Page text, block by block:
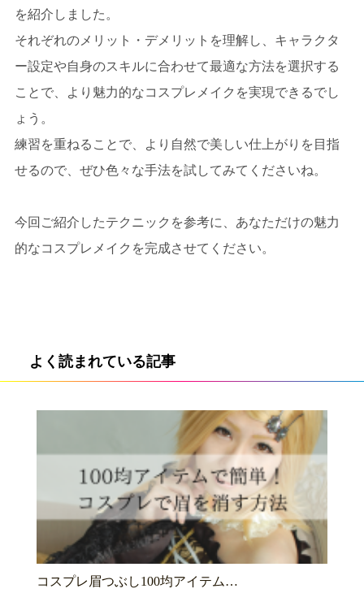
を紹介しました。
それぞれのメリット・デメリットを理解し、キャラクタ
ー設定や自身のスキルに合わせて最適な方法を選択する
ことで、より魅力的なコスプレメイクを実現できるでし
ょう。
練習を重ねることで、より自然で美しい仕上がりを目指
せるので、ぜひ色々な手法を試してみてくださいね。
今回ご紹介したテクニックを参考に、あなただけの魅力
的なコスプレメイクを完成させてください。
よく読まれている記事
コスプレ眉つぶし100均アイテム…